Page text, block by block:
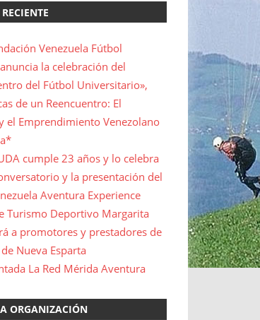
Venezuela Fútbol
la celebración del
del Fútbol Universitario»,
de un Reencuentro: El
el Emprendimiento Venezolano
cumple 23 años y lo celebra
y la presentación del
Aventura Experience
Turismo Deportivo Margarita
a promotores y prestadores de
Nueva Esparta
La Red Mérida Aventura
ORGANIZACIÓN